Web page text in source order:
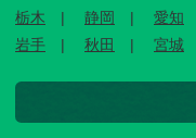
栃木
静岡 愛知
岩手
秋田 宮城